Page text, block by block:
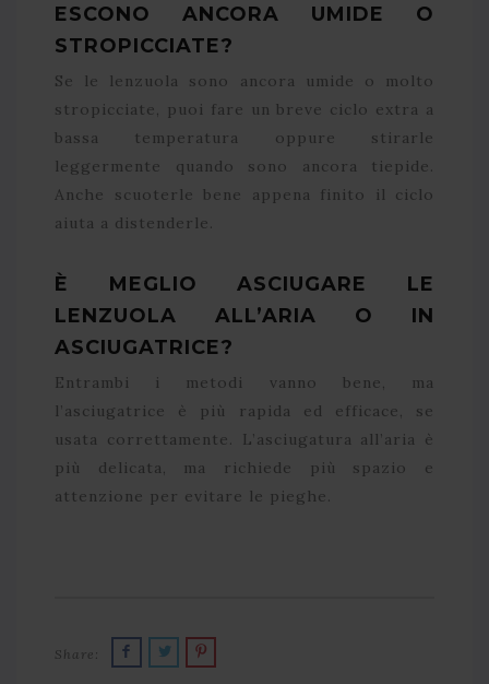
ESCONO ANCORA UMIDE O
STROPICCIATE?
Se le lenzuola sono ancora umide o molto
stropicciate, puoi fare un breve ciclo extra a
bassa temperatura oppure stirarle
leggermente quando sono ancora tiepide.
Anche scuoterle bene appena finito il ciclo
aiuta a distenderle.
È MEGLIO ASCIUGARE LE
LENZUOLA ALL’ARIA O IN
ASCIUGATRICE?
Entrambi i metodi vanno bene, ma
l’asciugatrice è più rapida ed efficace, se
usata correttamente. L’asciugatura all’aria è
più delicata, ma richiede più spazio e
attenzione per evitare le pieghe.
Share: